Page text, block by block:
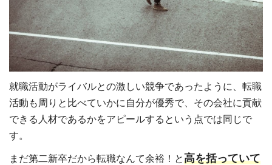
就職活動がライバルとの激しい競争であったように、転職
活動も周りと比べていかに自分が優秀で、その会社に貢献
できる人材であるかをアピールするという点では同じで
す。
まだ第二新卒だから転職なんて余裕！と高を括っていて